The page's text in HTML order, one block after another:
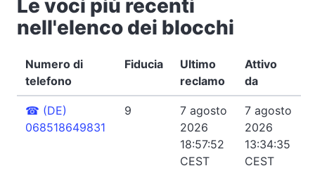
Le voci più recenti
nell'elenco dei blocchi
Numero di
telefono
Fiducia
Ultimo
reclamo
Attivo
da
☎ (DE)
068518649831
9
7 agosto
2026
18:57:52
CEST
7 agosto
2026
13:34:35
CEST